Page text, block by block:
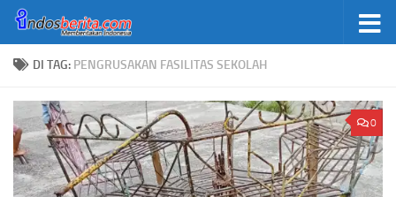
Skip to content
DI TAG: PENGRUSAKAN FASILITAS SEKOLAH
0